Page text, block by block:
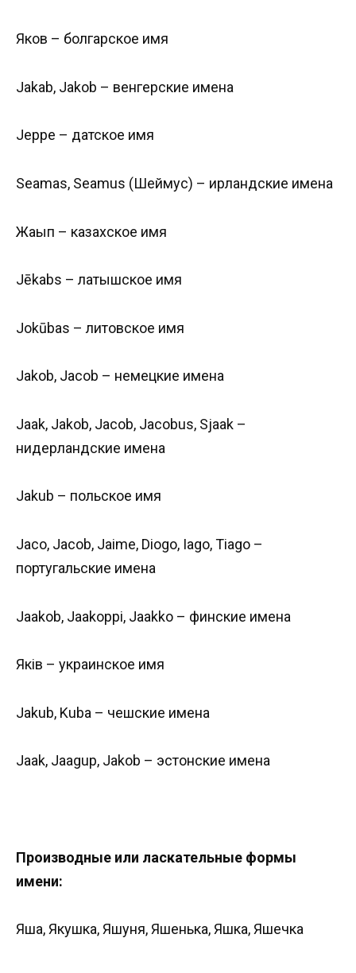
Яков – болгарское имя
Jakab, Jakob – венгерские имена
Jeppe – датское имя
Seamas, Seamus (Шеймус) – ирландские имена
Жақып – казахское имя
Jēkabs – латышское имя
Jokūbas – литовское имя
Jakob, Jacob – немецкие имена
Jaak, Jakob, Jacob, Jacobus, Sjaak –
нидерландские имена
Jakub – польское имя
Jaco, Jacob, Jaime, Diogo, Iago, Tiago –
португальские имена
Jaakob, Jaakoppi, Jaakko – финские имена
Яків – украинское имя
Jakub, Kuba – чешские имена
Jaak, Jaagup, Jakob – эстонские имена
Производные или ласкательные формы
имени:
Яша, Якушка, Яшуня, Яшенька, Яшка, Яшечка